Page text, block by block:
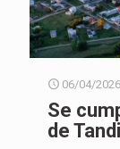
06/04/2026
Se
de Tandil